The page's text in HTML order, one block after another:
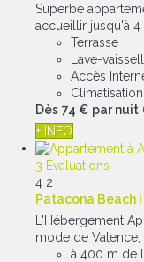
Superbe
accueillir jusqu'à 4
Terrasse
Lave-
Accès
Climatisation
Dès 74 € par nuit
+ INFO
3 Évaluations
4 2
Patacona Beach I
L'Hébergement
mode de Valence,
à 400 m de